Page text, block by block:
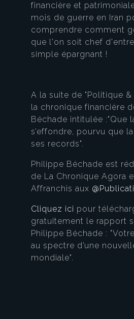
financière et
mois de guerre en Iran
comprendre comment
que l'on soit chef
simple épargnant !
A la suite de "Politique &
la chronique financière
Béchade intitulée :"Que
s’effondre, pourvu que
ses records".
Philippe Béchade est
de La Chronique Agora
Affranchis aux
Cliquez ici pour
gratuitement le rapport
Philippe Béchade :
au spectre d’une
mondiale".